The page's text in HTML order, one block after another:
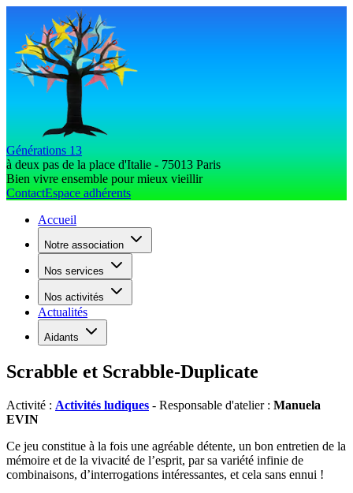
Générations 13
à deux pas de la place d'Italie - 75013 Paris
Bien vivre ensemble pour mieux vieillir
ContactEspace adhérents
Accueil
Notre association
Nos services
Nos activités
Actualités
Aidants
Scrabble et Scrabble-Duplicate
Activité : Activités ludiques - Responsable d'atelier : Manuela
EVIN
Ce jeu constitue à la fois une agréable détente, un bon entretien de la
mémoire et de la vivacité de l’esprit, par sa variété infinie de
combinaisons, d’interrogations intéressantes, et cela sans ennui !